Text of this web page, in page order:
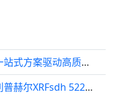
科顺建材携手重庆设计集团，以一站式方案驱动高质量发展！
凝驻本鲜，静奢自成，Liebherr利普赫尔XRFsdh 5225冷藏冷冻冰箱组合焕新厨居